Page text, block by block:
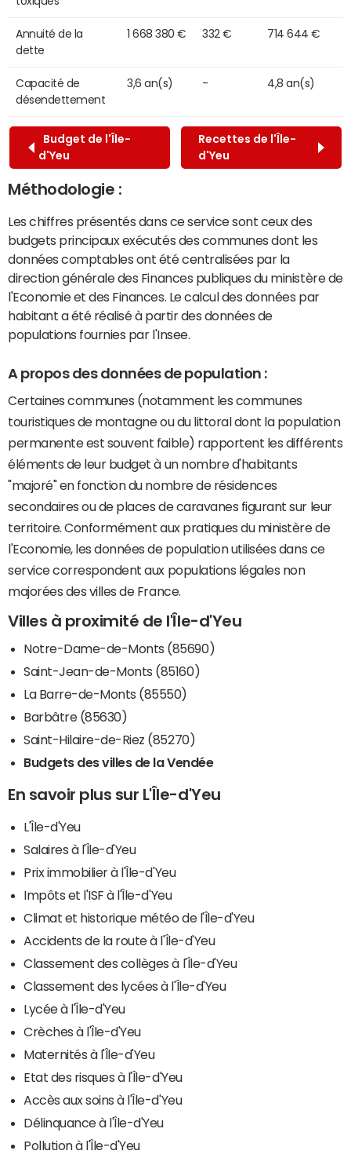
Annuité de la
dette
1 668 380 € 332 € 714 644 €
Capacité de
désendettement
3,6 an(s) - 4,8 an(s)
Budget de l'Île-
d'Yeu
Recettes de l'Île-
d'Yeu
Méthodologie :
Les chiffres présentés dans ce service sont ceux des
budgets principaux exécutés des communes dont les
données comptables ont été centralisées par la
direction générale des Finances publiques du ministère de
l'Economie et des Finances. Le calcul des données par
habitant a été réalisé à partir des données de
populations fournies par l'Insee.
A propos des données de population :
Certaines communes (notamment les communes
touristiques de montagne ou du littoral dont la population
permanente est souvent faible) rapportent les différents
éléments de leur budget à un nombre d'habitants
"majoré" en fonction du nombre de résidences
secondaires ou de places de caravanes figurant sur leur
territoire. Conformément aux pratiques du ministère de
l'Economie, les données de population utilisées dans ce
service correspondent aux populations légales non
majorées des villes de France.
Villes à proximité de l'Île-d'Yeu
Notre-Dame-de-Monts (85690)
Saint-Jean-de-Monts (85160)
La Barre-de-Monts (85550)
Barbâtre (85630)
Saint-Hilaire-de-Riez (85270)
Budgets des villes de la Vendée
En savoir plus sur L'Île-d'Yeu
L'Île-d'Yeu
Salaires à l'Île-d'Yeu
Prix immobilier à l'Île-d'Yeu
Impôts et l'ISF à l'Île-d'Yeu
Climat et historique météo de l'Île-d'Yeu
Accidents de la route à l'Île-d'Yeu
Classement des collèges à l'Île-d'Yeu
Classement des lycées à l'Île-d'Yeu
Lycée à l'Île-d'Yeu
Crèches à l'Île-d'Yeu
Maternités à l'Île-d'Yeu
Etat des risques à l'Île-d'Yeu
Accès aux soins à l'Île-d'Yeu
Délinquance à l'Île-d'Yeu
Pollution à l'Île-d'Yeu